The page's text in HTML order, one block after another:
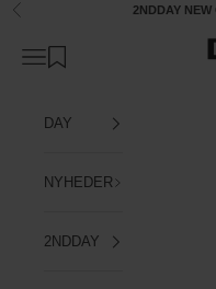
Spring til indhold
Forrige 2NDDAY NEW
Day
Åbn navigationsmenu
DAY
NYHEDER
2NDDAY